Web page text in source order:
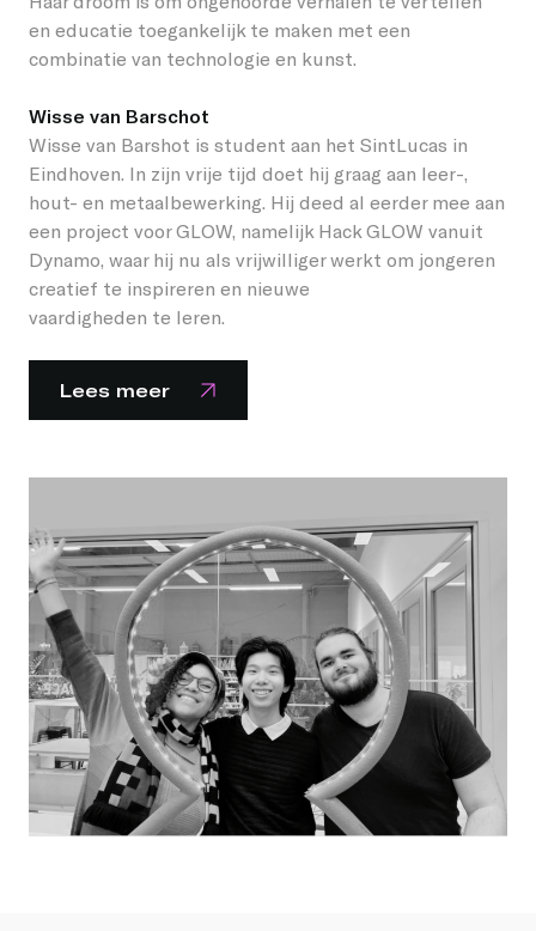
en educatie toegankelijk te maken met een
combinatie van technologie en kunst.
Wisse van Barschot
Wisse van Barshot is student aan het SintLucas in
Eindhoven. In zijn vrije tijd doet hij graag aan leer-,
hout- en metaalbewerking. Hij deed al eerder mee aan
een project voor GLOW, namelijk Hack GLOW vanuit
Dynamo, waar hij nu als vrijwilliger werkt om jongeren
creatief te inspireren en nieuwe
vaardigheden te leren.
Lees meer